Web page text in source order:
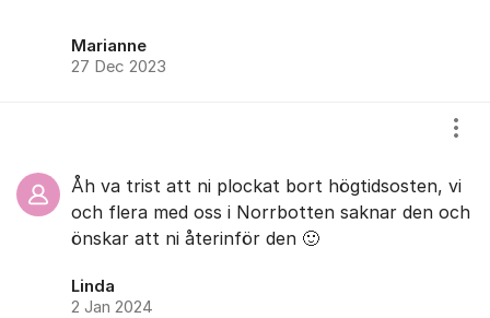
Marianne
27 Dec 2023
Åh va trist att ni plockat bort högtidsosten, vi
och flera med oss i Norrbotten saknar den och
önskar att ni återinför den 🙂
Linda
2 Jan 2024